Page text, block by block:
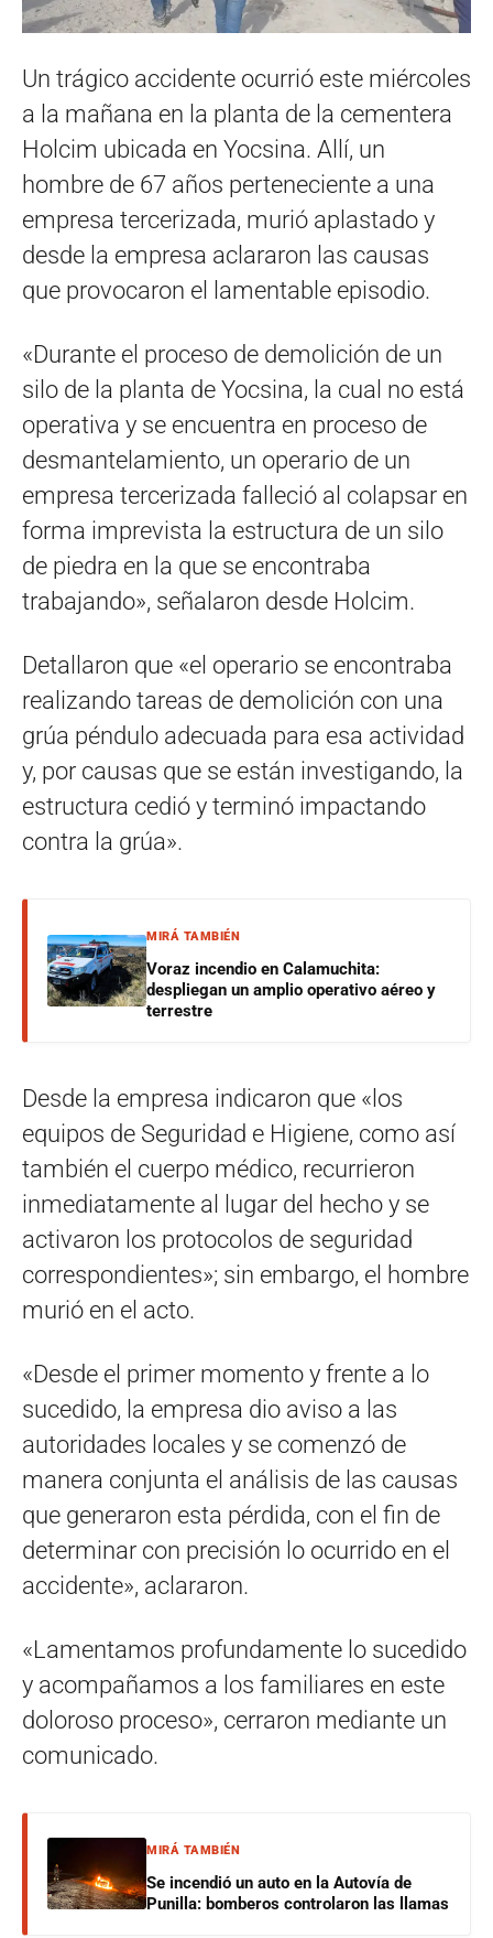
Un trágico accidente ocurrió este miércoles
a la mañana en la planta de la cementera
Holcim ubicada en Yocsina. Allí, un
hombre de 67 años perteneciente a una
empresa tercerizada, murió aplastado y
desde la empresa aclararon las causas
que provocaron el lamentable episodio.
«Durante el proceso de demolición de un
silo de la planta de Yocsina, la cual no está
operativa y se encuentra en proceso de
desmantelamiento, un operario de un
empresa tercerizada falleció al colapsar en
forma imprevista la estructura de un silo
de piedra en la que se encontraba
trabajando», señalaron desde Holcim.
Detallaron que «el operario se encontraba
realizando tareas de demolición con una
grúa péndulo adecuada para esa actividad
y, por causas que se están investigando, la
estructura cedió y terminó impactando
contra la grúa».
MIRÁ TAMBIÉN
Voraz incendio en Calamuchita:
despliegan un amplio operativo aéreo y
terrestre
Desde la empresa indicaron que «los
equipos de Seguridad e Higiene, como así
también el cuerpo médico, recurrieron
inmediatamente al lugar del hecho y se
activaron los protocolos de seguridad
correspondientes»; sin embargo, el hombre
murió en el acto.
«Desde el primer momento y frente a lo
sucedido, la empresa dio aviso a las
autoridades locales y se comenzó de
manera conjunta el análisis de las causas
que generaron esta pérdida, con el fin de
determinar con precisión lo ocurrido en el
accidente», aclararon.
«Lamentamos profundamente lo sucedido
y acompañamos a los familiares en este
doloroso proceso», cerraron mediante un
comunicado.
MIRÁ TAMBIÉN
Se incendió un auto en la Autovía de
Punilla: bomberos controlaron las llamas